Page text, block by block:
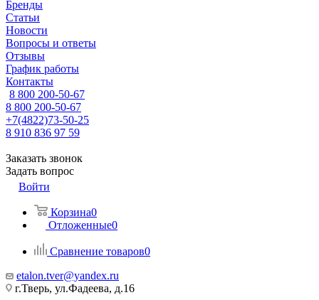
Бренды
Статьи
Новости
Вопросы и ответы
Отзывы
График работы
Контакты
8 800 200-50-67
8 800 200-50-67
+7(4822)73-50-25
8 910 836 97 59
Заказать звонок
Задать вопрос
Войти
Корзина0
Отложенные0
Сравнение товаров0
etalon.tver@yandex.ru
г.Тверь, ул.Фадеева, д.16